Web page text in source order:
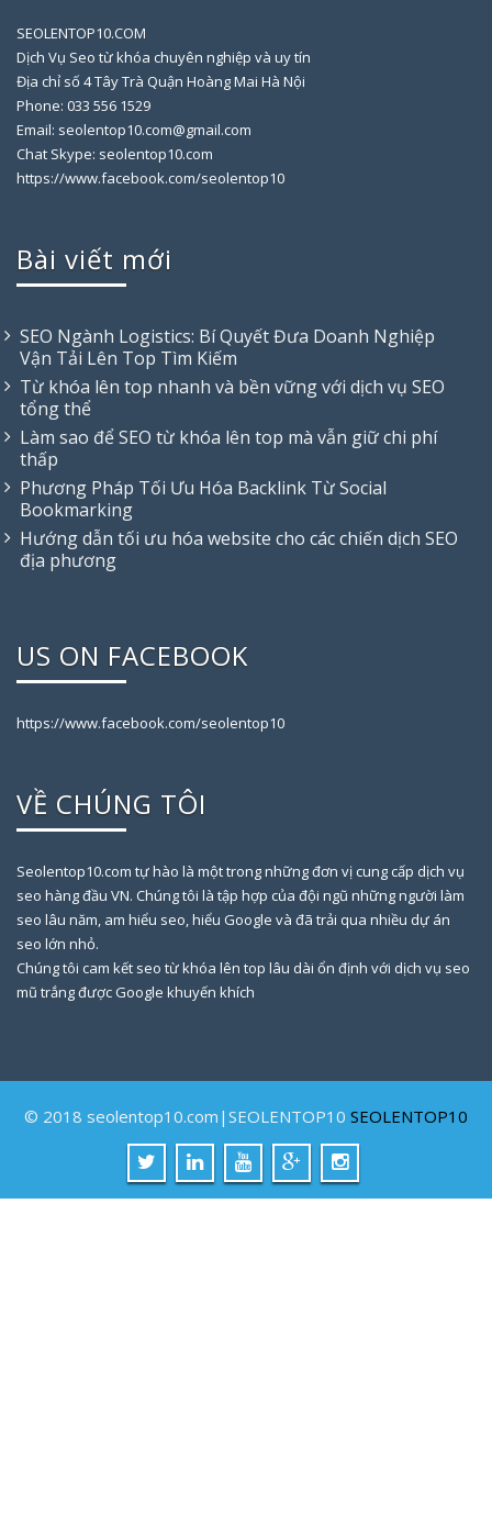
SEOLENTOP10.COM
Dịch Vụ Seo từ khóa chuyên nghiệp và uy tín
Địa chỉ số 4 Tây Trà Quận Hoàng Mai Hà Nội
Phone: 033 556 1529
Email: seolentop10.com@gmail.com
Chat Skype: seolentop10.com
https://www.facebook.com/seolentop10
Bài viết mới
SEO Ngành Logistics: Bí Quyết Đưa Doanh Nghiệp
Vận Tải Lên Top Tìm Kiếm
Từ khóa lên top nhanh và bền vững với dịch vụ SEO
tổng thể
Làm sao để SEO từ khóa lên top mà vẫn giữ chi phí
thấp
Phương Pháp Tối Ưu Hóa Backlink Từ Social
Bookmarking
Hướng dẫn tối ưu hóa website cho các chiến dịch SEO
địa phương
US ON FACEBOOK
https://www.facebook.com/seolentop10
VỀ CHÚNG TÔI
Seolentop10.com tự hào là một trong những đơn vị cung cấp dịch vụ
seo hàng đầu VN. Chúng tôi là tập hợp của đội ngũ những người làm
seo lâu năm, am hiểu seo, hiểu Google và đã trải qua nhiều dự án
seo lớn nhỏ.
Chúng tôi cam kết seo từ khóa lên top lâu dài ổn định với dịch vụ seo
mũ trắng được Google khuyến khích
© 2018 seolentop10.com|SEOLENTOP10 SEOLENTOP10